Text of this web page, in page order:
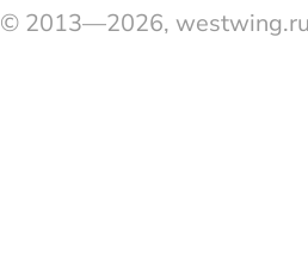
© 2013—2026,